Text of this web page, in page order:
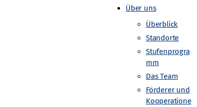
Über uns
Überblick
Standorte
Stufenprogra
mm
Das Team
Förderer und
Kooperatione